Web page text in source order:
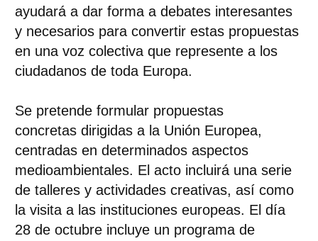
ayudará a dar forma a debates interesantes
y necesarios para convertir estas propuestas
en una voz colectiva que represente a los
ciudadanos de toda Europa.
Se pretende formular propuestas
concretas dirigidas a la Unión Europea,
centradas en determinados aspectos
medioambientales. El acto incluirá una serie
de talleres y actividades creativas, así como
la visita a las instituciones europeas. El día
28 de octubre incluye un programa de